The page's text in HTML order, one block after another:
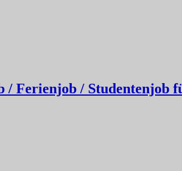
Ferienjob / Studentenjob